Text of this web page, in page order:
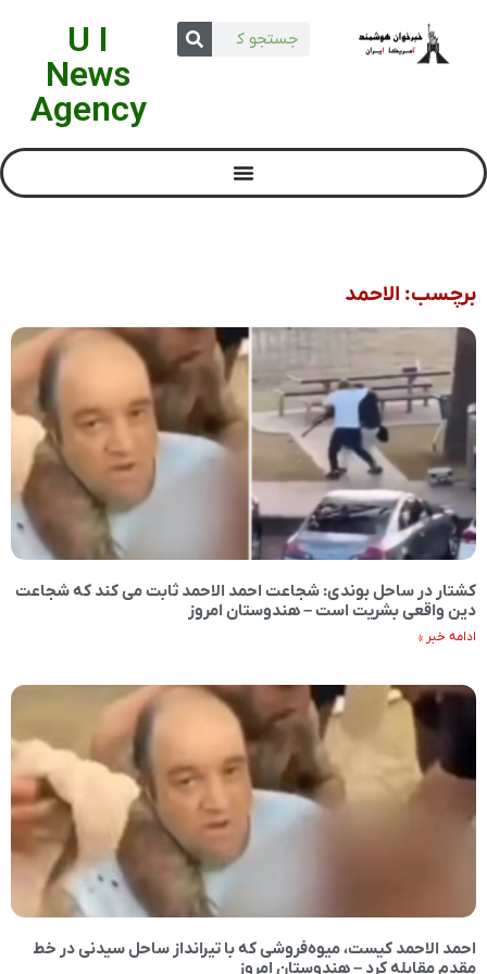
U I
News
Agency
برچسب: الاحمد
کشتار در ساحل بوندی: شجاعت احمد الاحمد ثابت می کند که شجاعت
دین واقعی بشریت است – هندوستان امروز
ادامه خبر »
احمد الاحمد کیست، میوه‌فروشی که با تیرانداز ساحل سیدنی در خط
مقدم مقابله کرد – هندوستان امروز